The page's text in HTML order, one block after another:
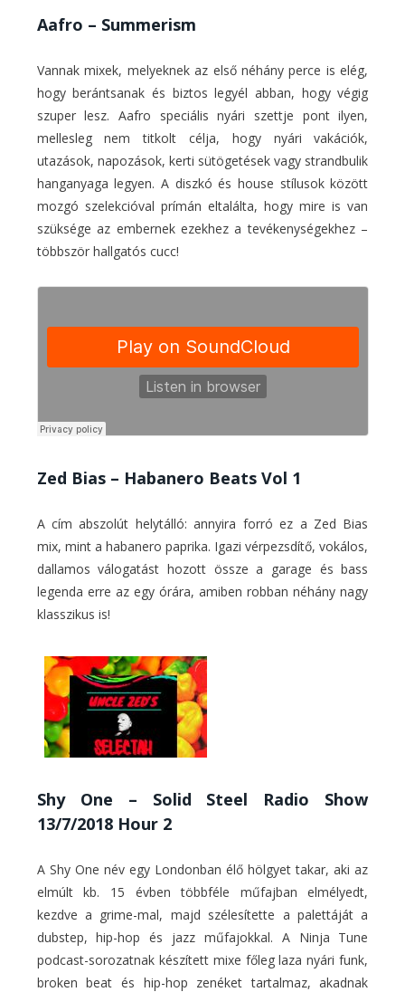
Aafro – Summerism
Vannak mixek, melyeknek az első néhány perce is elég,
hogy berántsanak és biztos legyél abban, hogy végig
szuper lesz. Aafro speciális nyári szettje pont ilyen,
mellesleg nem titkolt célja, hogy nyári vakációk,
utazások, napozások, kerti sütögetések vagy strandbulik
hanganyaga legyen. A diszkó és house stílusok között
mozgó szelekcióval prímán eltalálta, hogy mire is van
szüksége az embernek ezekhez a tevékenységekhez –
többször hallgatós cucc!
Zed Bias – Habanero Beats Vol 1
A cím abszolút helytálló: annyira forró ez a Zed Bias
mix, mint a habanero paprika. Igazi vérpezsdítő, vokálos,
dallamos válogatást hozott össze a garage és bass
legenda erre az egy órára, amiben robban néhány nagy
klasszikus is!
Shy One – Solid Steel Radio Show
13/7/2018 Hour 2
A Shy One név egy Londonban élő hölgyet takar, aki az
elmúlt kb. 15 évben többféle műfajban elmélyedt,
kezdve a grime-mal, majd szélesítette a palettáját a
dubstep, hip-hop és jazz műfajokkal. A Ninja Tune
podcast-sorozatnak készített mixe főleg laza nyári funk,
broken beat és hip-hop zenéket tartalmaz, akadnak